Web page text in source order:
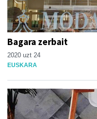
Bagara zerbait
2020 uzt 24
EUSKARA